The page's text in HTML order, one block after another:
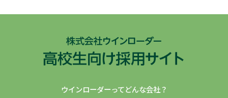
(3)提供の手段又は方法
電話による連絡、書類の送付、電子的若しくは電磁的な方法
ウインローダーってどんな会社？